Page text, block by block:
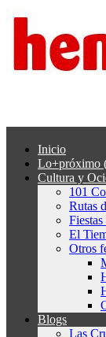
Inicio
Lo+próximo
Cultura y
101
Rutas
El
Otros
Blogs
Las